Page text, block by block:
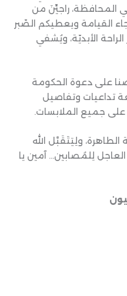
المحافظة، راجيِّنَ من
القيامة ويعطيكم الصّبر
الراحة الأبديّة، ويُشفي
على دعوة الحكومة
تداعيات وتفاصيل
على جميع الملابسات.
الطاهرة، ولِيَتَقَبَّل الله
لِلمُصابين… آمين يا